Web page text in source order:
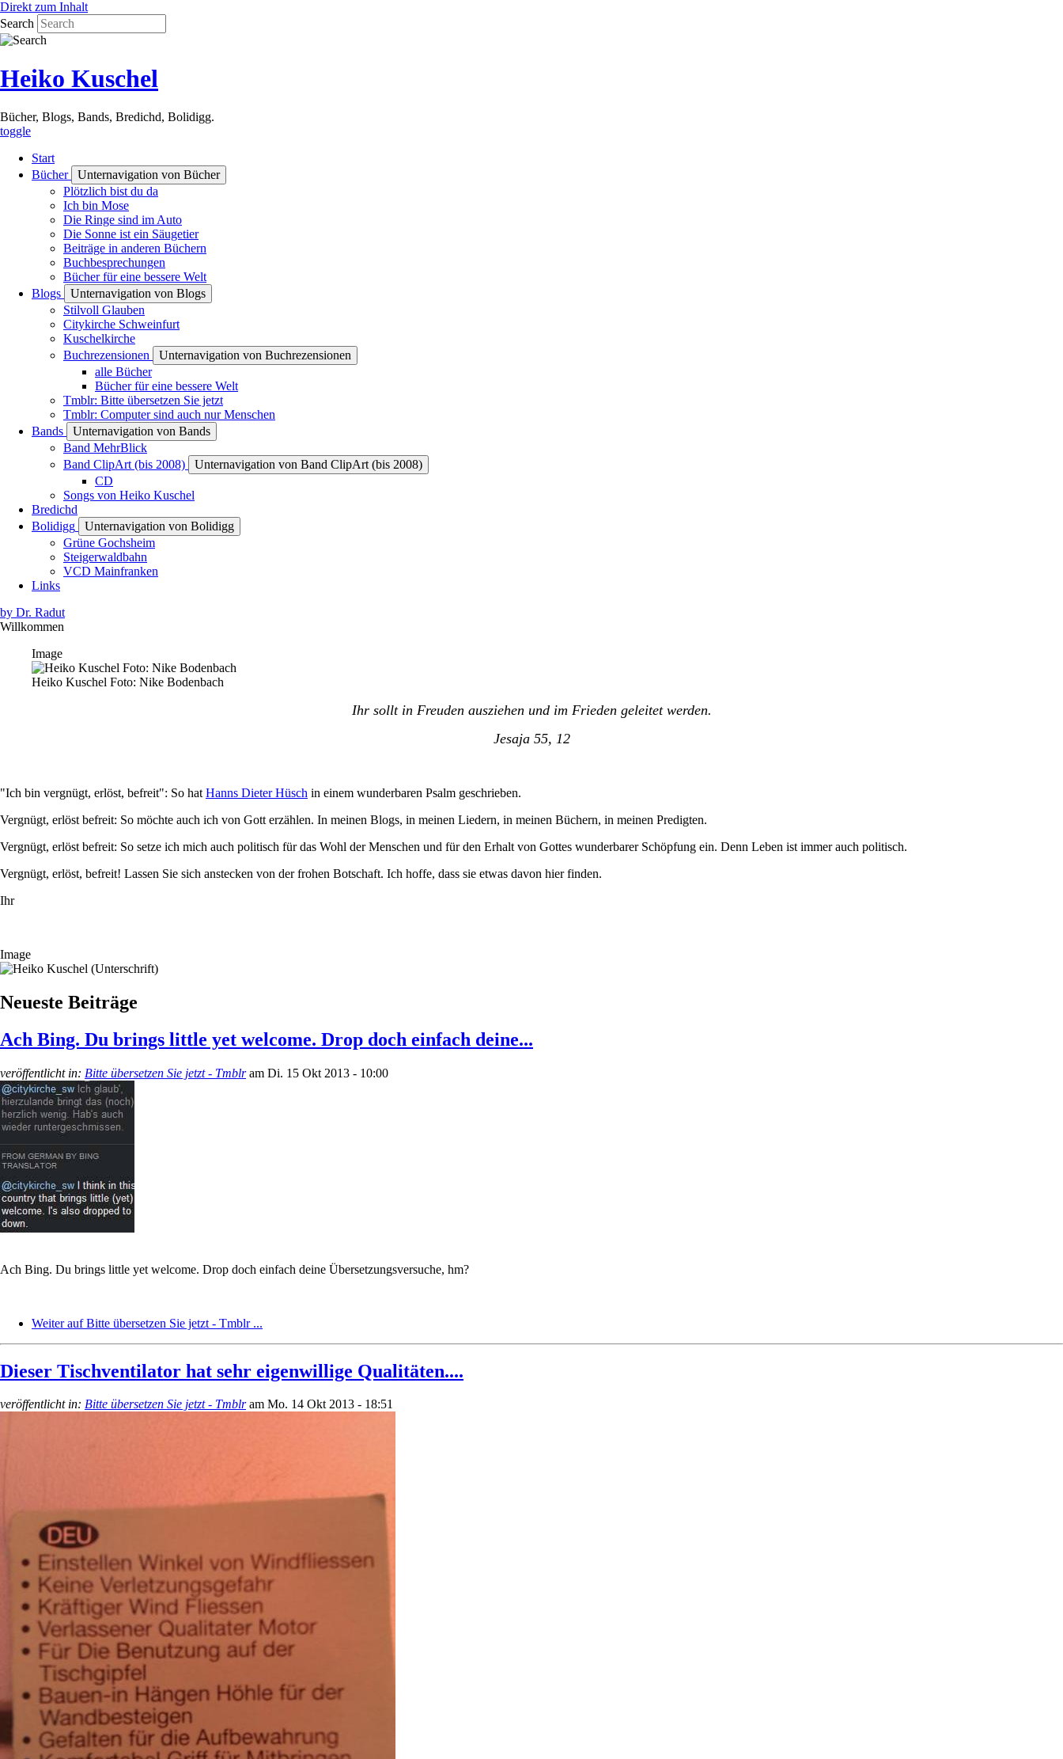
Direkt zum Inhalt
Search
Heiko Kuschel
Bücher, Blogs, Bands, Bredichd, Bolidigg.
toggle
Start
Bücher
Unternavigation von Bücher
Plötzlich bist du da
Ich bin Mose
Die Ringe sind im Auto
Die Sonne ist ein Säugetier
Beiträge in anderen Büchern
Buchbesprechungen
Bücher für eine bessere Welt
Blogs
Unternavigation von Blogs
Stilvoll Glauben
Citykirche Schweinfurt
Kuschelkirche
Buchrezensionen
Unternavigation von Buchrezensionen
alle Bücher
Bücher für eine bessere Welt
Tmblr: Bitte übersetzen Sie jetzt
Tmblr: Computer sind auch nur Menschen
Bands
Unternavigation von Bands
Band MehrBlick
Band ClipArt (bis 2008)
Unternavigation von Band ClipArt (bis 2008)
CD
Songs von Heiko Kuschel
Bredichd
Bolidigg
Unternavigation von Bolidigg
Grüne Gochsheim
Steigerwaldbahn
VCD Mainfranken
Links
by Dr. Radut
Willkommen
Image
Heiko Kuschel Foto: Nike Bodenbach
Ihr sollt in Freuden ausziehen und im Frieden geleitet werden.
Jesaja 55, 12
"Ich bin vergnügt, erlöst, befreit": So hat Hanns Dieter Hüsch in einem wunderbaren Psalm geschrieben.
Vergnügt, erlöst befreit: So möchte auch ich von Gott erzählen. In meinen Blogs, in meinen Liedern, in meinen Büchern, in meinen Predigten.
Vergnügt, erlöst befreit: So setze ich mich auch politisch für das Wohl der Menschen und für den Erhalt von Gottes wunderbarer Schöpfung ein. Denn Leben ist immer auch politisch.
Vergnügt, erlöst, befreit! Lassen Sie sich anstecken von der frohen Botschaft. Ich hoffe, dass sie etwas davon hier finden.
Ihr
Image
Neueste Beiträge
Ach Bing. Du brings little yet welcome. Drop doch einfach deine...
veröffentlicht in: Bitte übersetzen Sie jetzt - Tmblram Di. 15 Okt 2013 - 10:00
Ach Bing. Du brings little yet welcome. Drop doch einfach deine Übersetzungsversuche, hm?
Weiter auf Bitte übersetzen Sie jetzt - Tmblr ...
Dieser Tischventilator hat sehr eigenwillige Qualitäten....
veröffentlicht in: Bitte übersetzen Sie jetzt - Tmblram Mo. 14 Okt 2013 - 18:51